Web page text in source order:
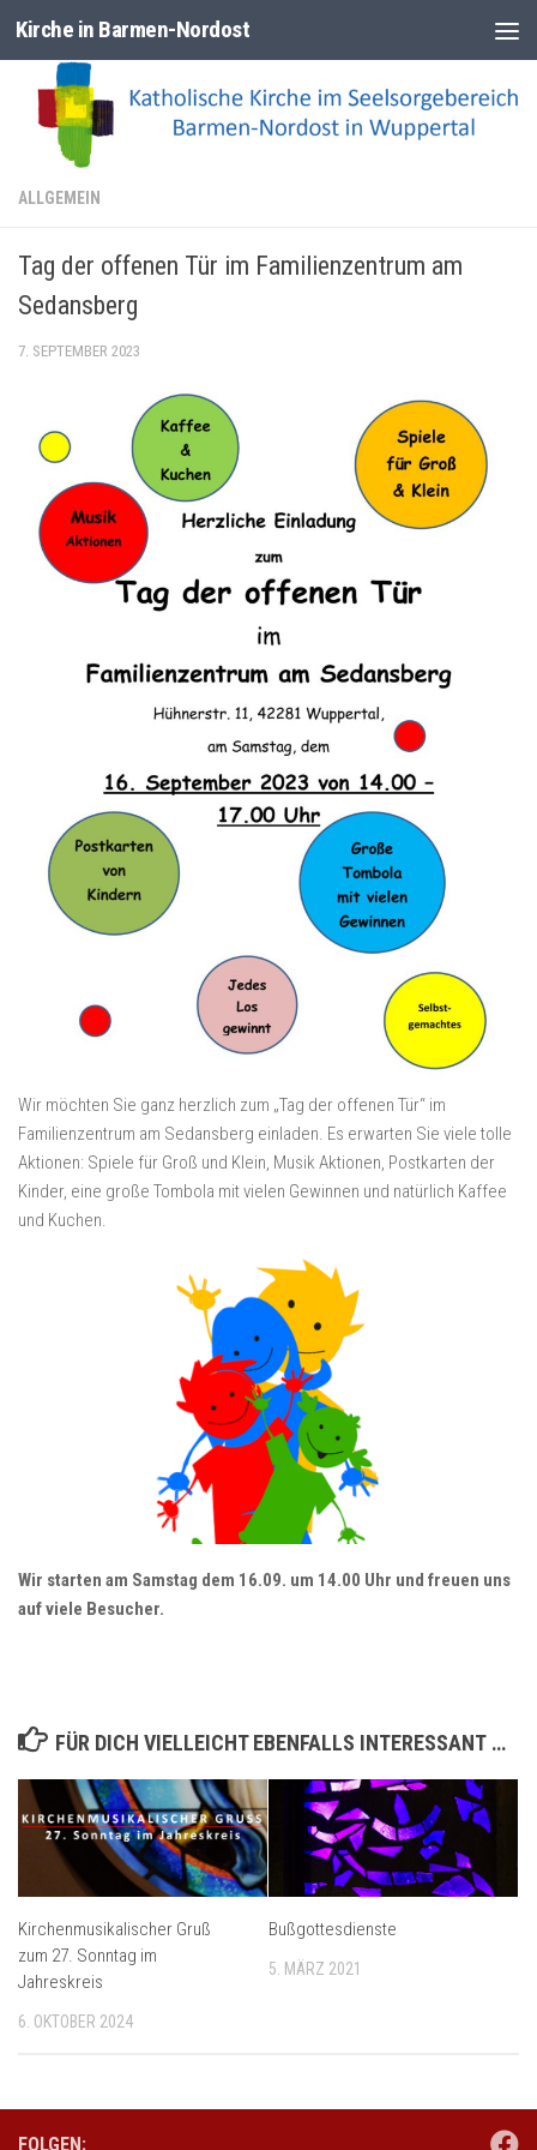
Zum Inhalt springen
Kirche in Barmen-Nordost
ALLGEMEIN
Tag der offenen Tür im Familienzentrum am
Sedansberg
7. SEPTEMBER 2023
Wir möchten Sie ganz herzlich zum „Tag der offenen Tür“ im
Familienzentrum am Sedansberg einladen. Es erwarten Sie viele tolle
Aktionen: Spiele für Groß und Klein, Musik Aktionen, Postkarten der
Kinder, eine große Tombola mit vielen Gewinnen und natürlich Kaffee
und Kuchen.
Wir starten am Samstag dem 16.09. um 14.00 Uhr und freuen uns
auf viele Besucher.
FÜR DICH VIELLEICHT EBENFALLS INTERESSANT …
Kirchenmusikalischer Gruß
zum 27. Sonntag im
Jahreskreis
6. OKTOBER 2024
Bußgottesdienste
5. MÄRZ 2021
FOLGEN: